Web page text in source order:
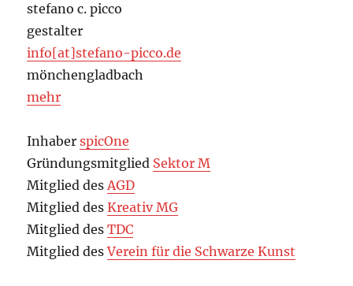
stefano c. picco
gestalter
info[at]stefano-picco.de
mönchengladbach
mehr
InhaberspicOne
Gründungsmitglied Sektor M
Mitglied desAGD
Mitglied desKreativ MG
Mitglied desTDC
Mitglied desVerein für die Schwarze Kunst